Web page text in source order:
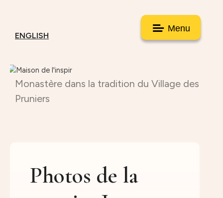
Menu
ENGLISH
Monastère dans la tradition du Village des
Pruniers
Photos de la